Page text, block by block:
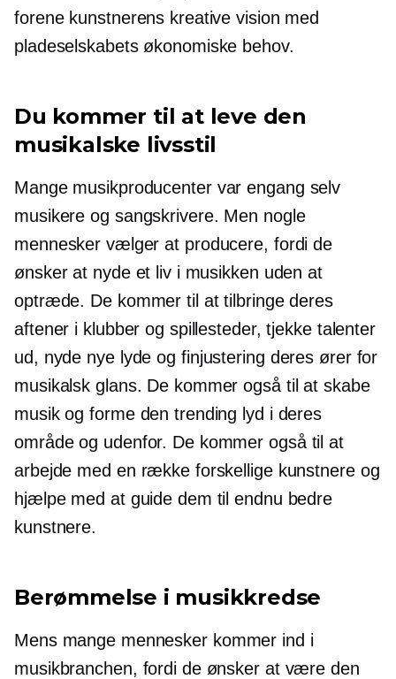
forene kunstnerens kreative vision med
pladeselskabets økonomiske behov.
Du kommer til at leve den
musikalske livsstil
Mange musikproducenter var engang selv
musikere og sangskrivere. Men nogle
mennesker vælger at producere, fordi de
ønsker at nyde et liv i musikken uden at
optræde. De kommer til at tilbringe deres
aftener i klubber og spillesteder, tjekke talenter
ud, nyde nye lyde og finjustering deres ører for
musikalsk glans. De kommer også til at skabe
musik og forme den trending lyd i deres
område og udenfor. De kommer også til at
arbejde med en række forskellige kunstnere og
hjælpe med at guide dem til endnu bedre
kunstnere.
Berømmelse i musikkredse
Mens mange mennesker kommer ind i
musikbranchen, fordi de ønsker at være den